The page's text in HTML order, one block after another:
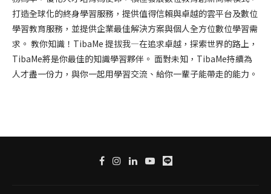
打造全球化的終身學習服務，提供值得信賴與卓越的雲平台及數位
學習教育服務，並提供企業最佳解決方案與個人全方位數位學習需
求。 教你知識！TibaMe 提拔我—在追求卓越，探索世界的路上，
TibaMe將是你最佳的知識學習夥伴。 面對未知，TibaMe持續為
人才盡一份力，與你一起用學習交流、給你一輩子能帶走的能力。